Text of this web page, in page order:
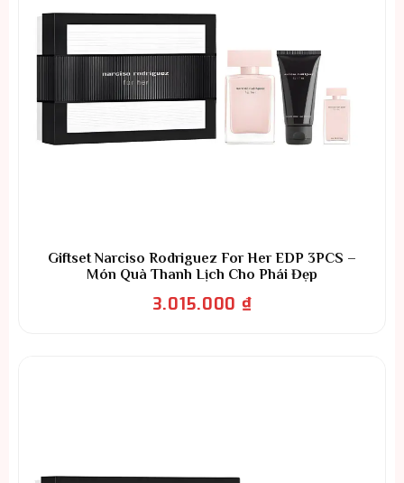
Giftset Narciso Rodriguez For Her EDP 3PCS –
Món Quà Thanh Lịch Cho Phái Đẹp
3.015.000 ₫